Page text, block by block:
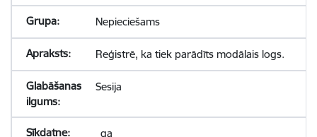
Nepieciešams
Reģistrē, ka tiek parādīts modālais logs.
Sesija
_ga